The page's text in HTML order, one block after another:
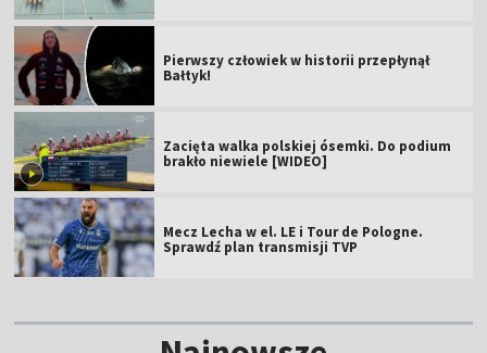
Pierwszy człowiek w historii przepłynął
Bałtyk!
Zacięta walka polskiej ósemki. Do podium
brakło niewiele [WIDEO]
Mecz Lecha w el. LE i Tour de Pologne.
Sprawdź plan transmisji TVP